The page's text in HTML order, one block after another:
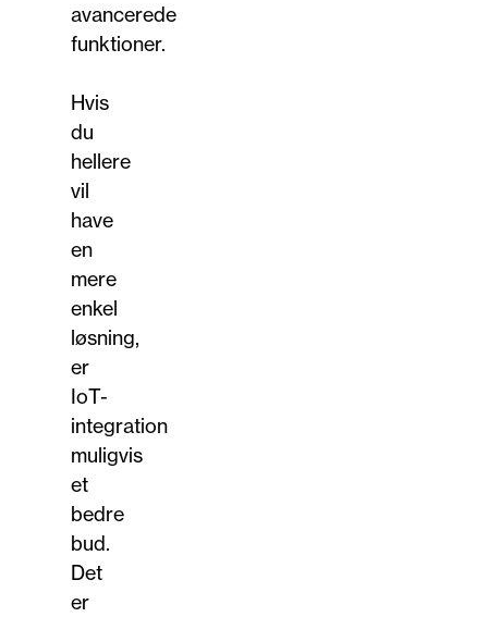
avancerede
funktioner.
Hvis
du
hellere
vil
have
en
mere
enkel
løsning,
er
IoT-
integration
muligvis
et
bedre
bud.
Det
er